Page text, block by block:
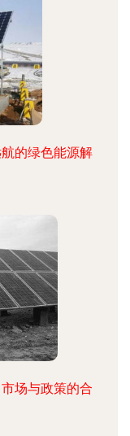
的绿色能源解
场与政策的合